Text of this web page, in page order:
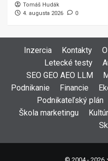
Tomáš Hudák
4. augusta 2026
0
Inzercia Kontakty
Letecké testy
SEO GEO AEO LLM
Podnikanie
Financie
Podnikateľský plán
Škola marketingu